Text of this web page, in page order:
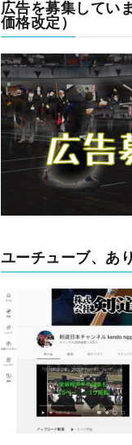
広告を募集してい
価格改定）
ユーチューブ、あ